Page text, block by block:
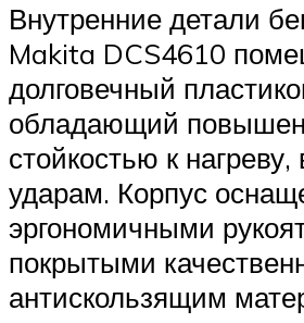
Внутренние детали
Makita DCS4610
долговечный
обладающий
стойкостью к
ударам. Корпус
эргономичными
покрытыми
антискользящим